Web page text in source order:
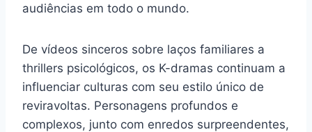
audiências em todo o mundo.
De vídeos sinceros sobre laços familiares a
thrillers psicológicos, os K-dramas continuam a
influenciar culturas com seu estilo único de
reviravoltas. Personagens profundos e
complexos, junto com enredos surpreendentes,